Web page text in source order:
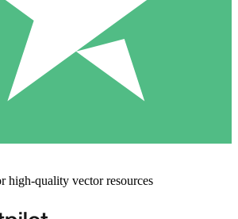
high-quality vector resources